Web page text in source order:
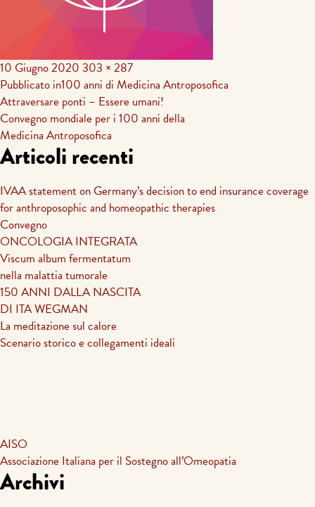
10 Giugno 2020 303 × 287
Navigazione
articoli
Pubblicato in100 anni di Medicina Antroposofica
Attraversare ponti – Essere umani!
Convegno mondiale per i 100 anni della
Medicina Antroposofica
Articoli recenti
IVAA statement on Germany’s decision to end insurance coverage
for anthroposophic and homeopathic therapies
Convegno
ONCOLOGIA INTEGRATA
Viscum album fermentatum
nella malattia tumorale
150 ANNI DALLA NASCITA
DI ITA WEGMAN
La meditazione sul calore
Scenario storico e collegamenti ideali
AISO
Associazione Italiana per il Sostegno all’Omeopatia
Archivi